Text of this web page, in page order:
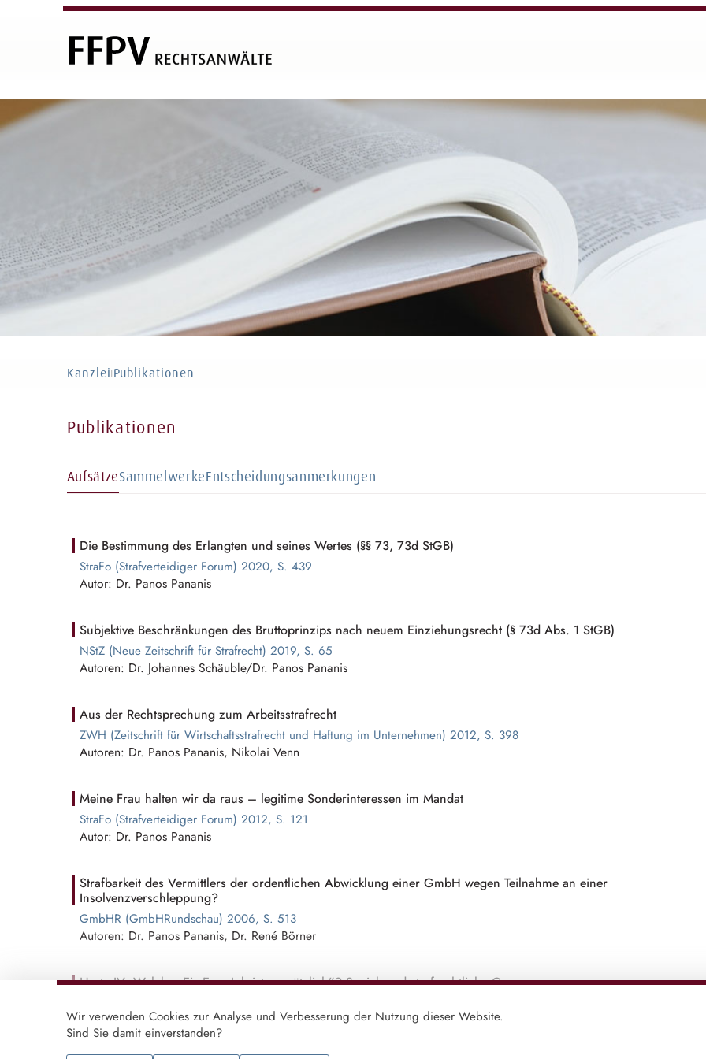
Kanzlei Publikationen
Publikationen
AufsätzeSammelwerkeEntscheidungsanmerkungen
Die Bestimmung des Erlangten und seines Wertes (§§ 73, 73d StGB)
StraFo (S⁠t⁠rafverteidi⁠g⁠e⁠rForum) 2020, S. 439
Autor: Dr. Panos Pananis
Subjektive Beschränkungen des Bruttoprinzips nach neuem Einziehungsrecht (§ 73d Abs. 1 StGB)
NStZ (Neue Zeitschrift für Strafrecht) 2019, S. 65
Autoren: Dr. Johannes Schäuble/Dr. Panos Pananis
Aus der Rechtsprechung zum Arbeitsstrafrecht
ZWH (Zeitschrift für W⁠i⁠rtschaftsstrafre⁠c⁠h⁠tund Haftung im Unternehmen) 2012, S. 398
Autoren: Dr. Panos Pananis, Nikolai Venn
Meine Frau halten wir da raus – legitime Sonderinteressen im Mandat
StraFo (S⁠t⁠rafverteidi⁠g⁠e⁠rForum) 2012, S. 121
Autor: Dr. Panos Pananis
Strafbarkeit des Vermittlers der ordentlichen Abwicklung einer GmbH wegen Teilnahme an einer
Insolvenzverschleppung?
GmbHR (GmbHRundschau) 2006, S. 513
Autoren: Dr. Panos Pananis, Dr. René Börner
Hartz IV: Welcher Ein-Euro-Job ist „zusätzlich”? Sozial- und strafrechtliche Grenzen
Autoren: Dr. Stefan Rixen, Dr. Panos Pananis
Wir verwenden Cookies zur Analyse und Verbesserung der Nutzung dieser Website.
Sind Sie damit einverstanden?